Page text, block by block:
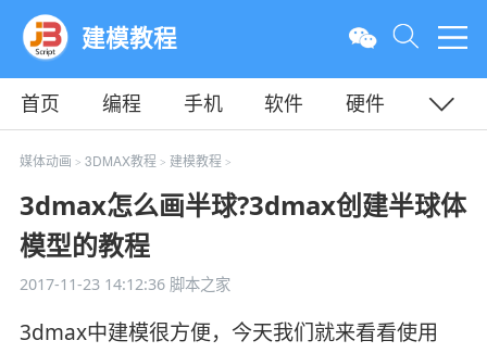
建模教程
首页 编程 手机 软件
硬件
教程
平面 服务器
媒体动画 > 3DMAX教程 > 建模教程 >
3dmax怎么画半球?3dmax创建半球体
模型的教程
2017-11-23 14:12:36脚本之家
3dmax中建模很方便，今天我们就来看看使用